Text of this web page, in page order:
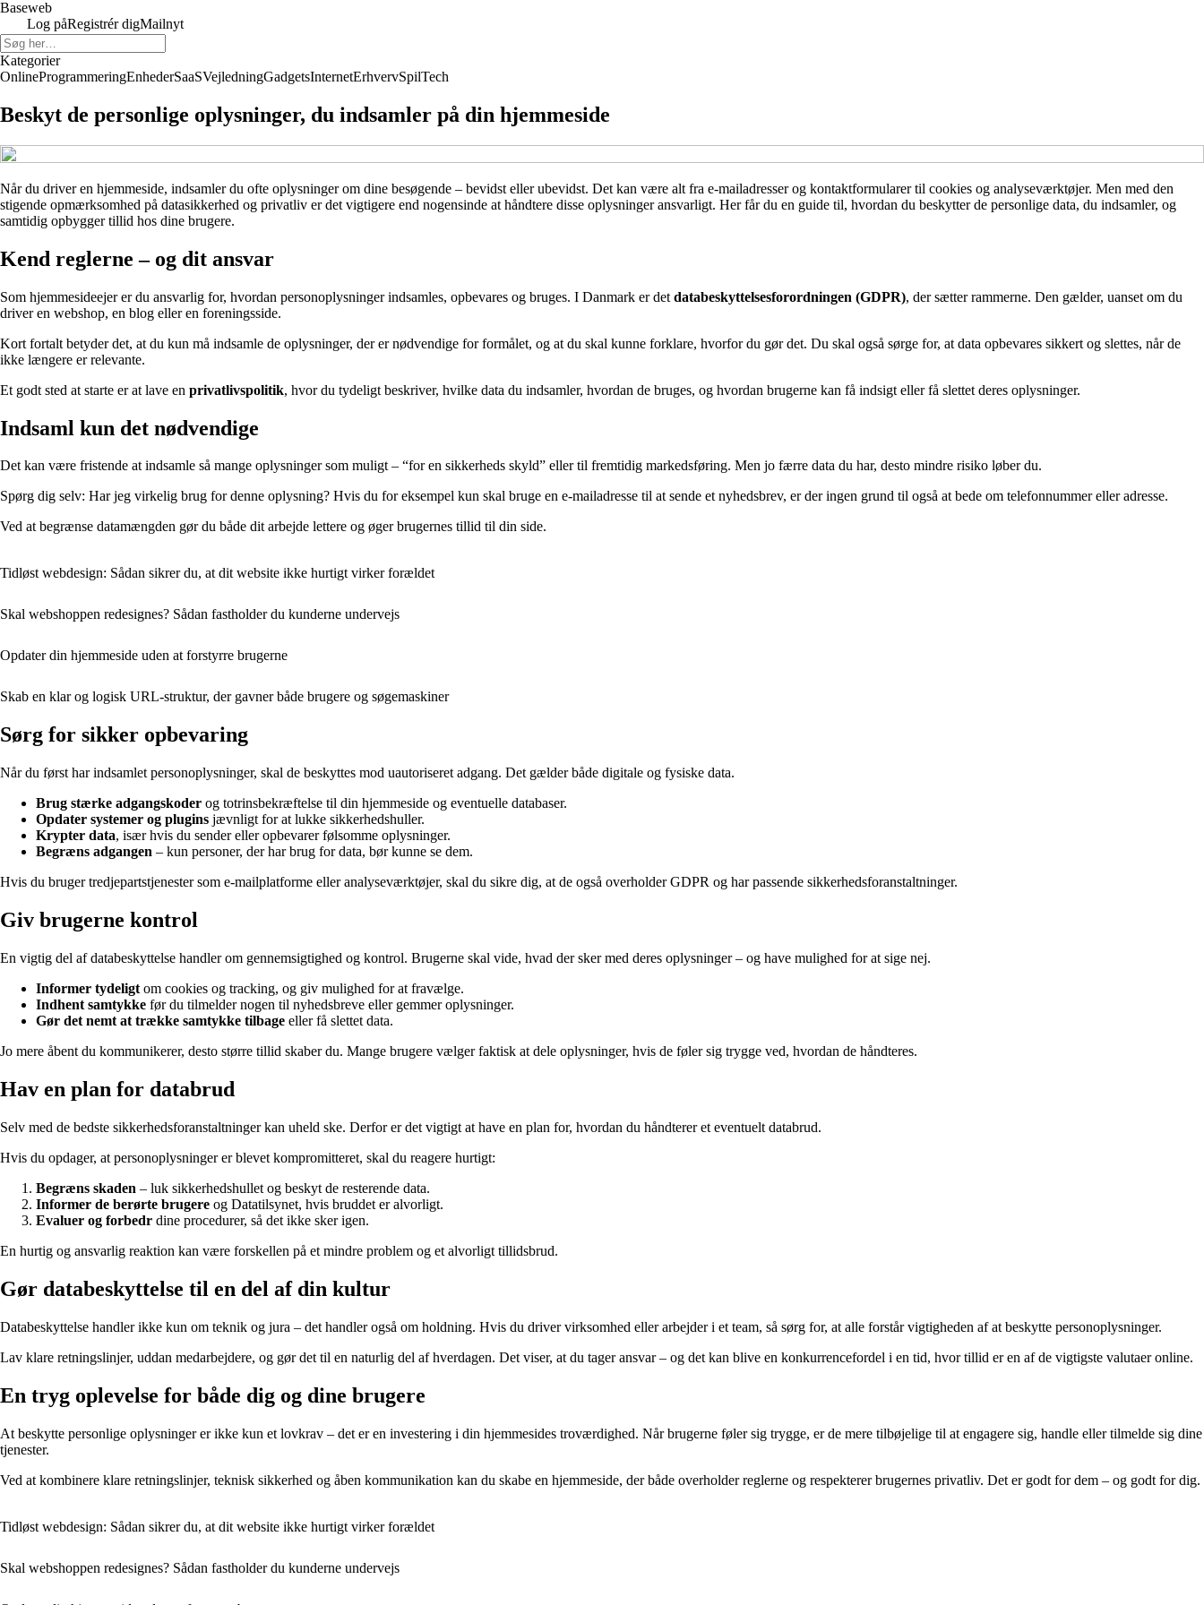
Baseweb
Log påRegistrér digMailnyt
Kategorier
OnlineProgrammeringEnhederSaaSVejledningGadgetsInternetErhvervSpilTech
Beskyt de personlige oplysninger, du indsamler på din hjemmeside
Når du driver en hjemmeside, indsamler du ofte oplysninger om dine besøgende – bevidst eller ubevidst. Det kan være alt fra e-mailadresser og kontaktformularer til cookies og analyseværktøjer. Men med den
stigende opmærksomhed på datasikkerhed og privatliv er det vigtigere end nogensinde at håndtere disse oplysninger ansvarligt. Her får du en guide til, hvordan du beskytter de personlige data, du indsamler, og
samtidig opbygger tillid hos dine brugere.
Kend reglerne – og dit ansvar
Som hjemmesideejer er du ansvarlig for, hvordan personoplysninger indsamles, opbevares og bruges. I Danmark er det databeskyttelsesforordningen (GDPR), der sætter rammerne. Den gælder, uanset om du
driver en webshop, en blog eller en foreningsside.
Kort fortalt betyder det, at du kun må indsamle de oplysninger, der er nødvendige for formålet, og at du skal kunne forklare, hvorfor du gør det. Du skal også sørge for, at data opbevares sikkert og slettes, når de
ikke længere er relevante.
Et godt sted at starte er at lave en privatlivspolitik, hvor du tydeligt beskriver, hvilke data du indsamler, hvordan de bruges, og hvordan brugerne kan få indsigt eller få slettet deres oplysninger.
Indsaml kun det nødvendige
Det kan være fristende at indsamle så mange oplysninger som muligt – “for en sikkerheds skyld” eller til fremtidig markedsføring. Men jo færre data du har, desto mindre risiko løber du.
Spørg dig selv: Har jeg virkelig brug for denne oplysning? Hvis du for eksempel kun skal bruge en e-mailadresse til at sende et nyhedsbrev, er der ingen grund til også at bede om telefonnummer eller adresse.
Ved at begrænse datamængden gør du både dit arbejde lettere og øger brugernes tillid til din side.
Tidløst webdesign: Sådan sikrer du, at dit website ikke hurtigt virker forældet
Skal webshoppen redesignes? Sådan fastholder du kunderne undervejs
Opdater din hjemmeside uden at forstyrre brugerne
Skab en klar og logisk URL-struktur, der gavner både brugere og søgemaskiner
Sørg for sikker opbevaring
Når du først har indsamlet personoplysninger, skal de beskyttes mod uautoriseret adgang. Det gælder både digitale og fysiske data.
Brug stærke adgangskoder og totrinsbekræftelse til din hjemmeside og eventuelle databaser.
Opdater systemer og plugins jævnligt for at lukke sikkerhedshuller.
Krypter data, især hvis du sender eller opbevarer følsomme oplysninger.
Begræns adgangen – kun personer, der har brug for data, bør kunne se dem.
Hvis du bruger tredjepartstjenester som e-mailplatforme eller analyseværktøjer, skal du sikre dig, at de også overholder GDPR og har passende sikkerhedsforanstaltninger.
Giv brugerne kontrol
En vigtig del af databeskyttelse handler om gennemsigtighed og kontrol. Brugerne skal vide, hvad der sker med deres oplysninger – og have mulighed for at sige nej.
Informer tydeligt om cookies og tracking, og giv mulighed for at fravælge.
Indhent samtykke før du tilmelder nogen til nyhedsbreve eller gemmer oplysninger.
Gør det nemt at trække samtykke tilbage eller få slettet data.
Jo mere åbent du kommunikerer, desto større tillid skaber du. Mange brugere vælger faktisk at dele oplysninger, hvis de føler sig trygge ved, hvordan de håndteres.
Hav en plan for databrud
Selv med de bedste sikkerhedsforanstaltninger kan uheld ske. Derfor er det vigtigt at have en plan for, hvordan du håndterer et eventuelt databrud.
Hvis du opdager, at personoplysninger er blevet kompromitteret, skal du reagere hurtigt:
Begræns skaden – luk sikkerhedshullet og beskyt de resterende data.
Informer de berørte brugere og Datatilsynet, hvis bruddet er alvorligt.
Evaluer og forbedr dine procedurer, så det ikke sker igen.
En hurtig og ansvarlig reaktion kan være forskellen på et mindre problem og et alvorligt tillidsbrud.
Gør databeskyttelse til en del af din kultur
Databeskyttelse handler ikke kun om teknik og jura – det handler også om holdning. Hvis du driver virksomhed eller arbejder i et team, så sørg for, at alle forstår vigtigheden af at beskytte personoplysninger.
Lav klare retningslinjer, uddan medarbejdere, og gør det til en naturlig del af hverdagen. Det viser, at du tager ansvar – og det kan blive en konkurrencefordel i en tid, hvor tillid er en af de vigtigste valutaer online.
En tryg oplevelse for både dig og dine brugere
At beskytte personlige oplysninger er ikke kun et lovkrav – det er en investering i din hjemmesides troværdighed. Når brugerne føler sig trygge, er de mere tilbøjelige til at engagere sig, handle eller tilmelde sig dine
tjenester.
Ved at kombinere klare retningslinjer, teknisk sikkerhed og åben kommunikation kan du skabe en hjemmeside, der både overholder reglerne og respekterer brugernes privatliv. Det er godt for dem – og godt for dig.
Tidløst webdesign: Sådan sikrer du, at dit website ikke hurtigt virker forældet
Skal webshoppen redesignes? Sådan fastholder du kunderne undervejs